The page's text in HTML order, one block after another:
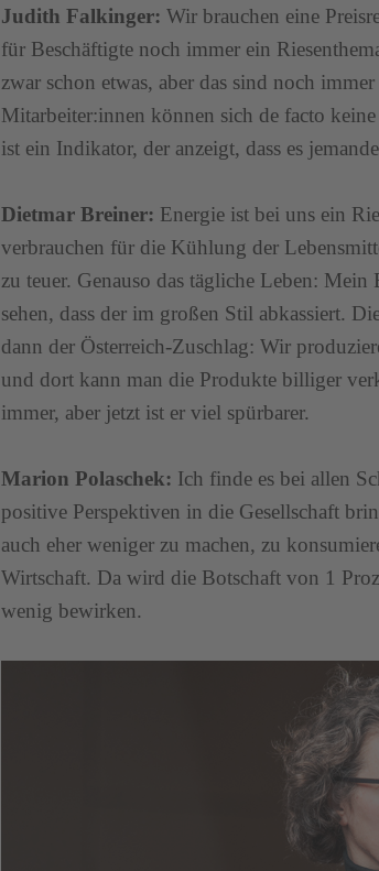
Judith Falkinger: Wir brauchen eine
für Beschäftigte noch immer ein
zwar schon etwas, aber das sind noch
Mitarbeiter:innen können sich de facto
ist ein Indikator, der anzeigt, dass es
Dietmar Breiner: Energie ist bei uns ein
verbrauchen für die Kühlung der
zu teuer. Genauso das tägliche Leben:
sehen, dass der im großen Stil abkassiert.
dann der Österreich-Zuschlag: Wir
und dort kann man die Produkte billiger
immer, aber jetzt ist er viel spürbarer.
Marion Polaschek: Ich finde es bei allen
positive Perspektiven in die Gesellschaft
auch eher weniger zu machen, zu
Wirtschaft. Da wird die Botschaft von 1
wenig bewirken.